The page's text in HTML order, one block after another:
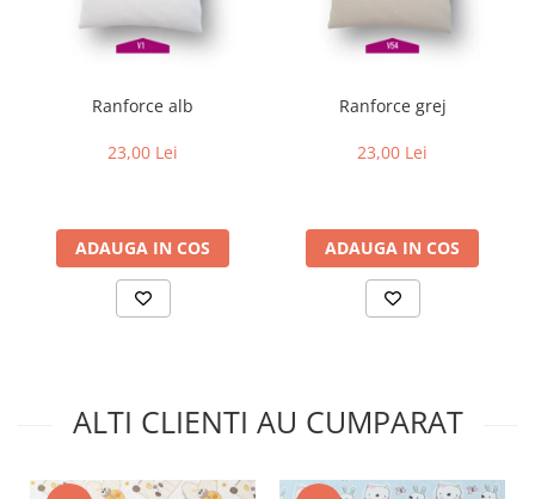
Ranforce alb
23,00 Lei
ADAUGA IN COS
Ranforce grej
23,00 Lei
ADAUGA IN COS
ALTI CLIENTI AU CUMPARAT